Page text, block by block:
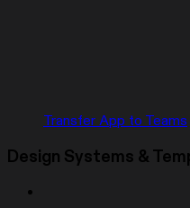
Transfer App to Teams
Design Systems &